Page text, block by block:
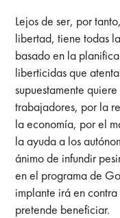
Lejos de ser, por
libertad, tiene todas
basado en la
liberticidas que
supuestamente
trabajadores, por la
la economía, por el
la ayuda a los
ánimo de infundir
en el programa de
implante irá en
pretende beneficiar.